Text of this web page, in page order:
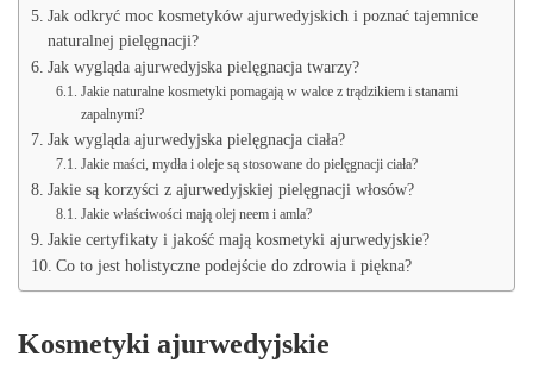
Jak odkryć moc kosmetyków ajurwedyjskich i poznać tajemnice
naturalnej pielęgnacji?
Jak wygląda ajurwedyjska pielęgnacja twarzy?
Jakie naturalne kosmetyki pomagają w walce z trądzikiem i stanami
zapalnymi?
Jak wygląda ajurwedyjska pielęgnacja ciała?
Jakie maści, mydła i oleje są stosowane do pielęgnacji ciała?
Jakie są korzyści z ajurwedyjskiej pielęgnacji włosów?
Jakie właściwości mają olej neem i amla?
Jakie certyfikaty i jakość mają kosmetyki ajurwedyjskie?
Co to jest holistyczne podejście do zdrowia i piękna?
Kosmetyki ajurwedyjskie